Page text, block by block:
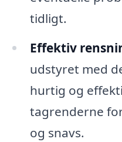
tidligt.
Effektiv
udstyret med
hurtig og
tagrenderne
og snavs.